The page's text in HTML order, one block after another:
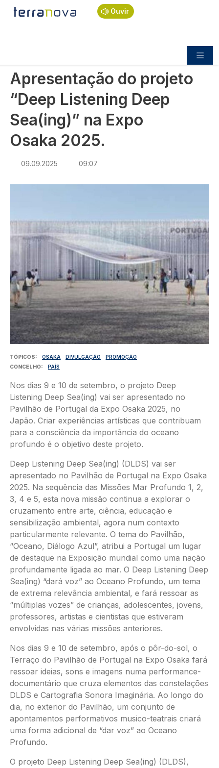
Passar para o conteúdo principal
Ouvir
Navegação estrutural
Início
Sociedade
Apresentação do projeto “Deep Listening Deep
Apresentação do projeto
“Deep Listening Deep
Sea(ing)” na Expo
Osaka 2025.
09.09.2025 09:07
TÓPICOS OSAKA DIVULGAÇÃO
PROMOÇÃO
CONCELHO
PAÍS
Nos dias 9 e 10 de setembro, o projeto Deep
Listening Deep Sea(ing) vai ser apresentado no
Pavilhão de Portugal da Expo Osaka 2025, no
Japão. Criar experiências artísticas que contribuam
para a consciência da importância do oceano
profundo é o objetivo deste projeto.
Deep Listening Deep Sea(ing) (DLDS) vai ser
apresentado no Pavilhão de Portugal na Expo Osaka
2025. Na sequência das Missões Mar Profundo 1, 2,
3, 4 e 5, esta nova missão continua a explorar o
cruzamento entre arte, ciência, educação e
sensibilização ambiental, agora num contexto
particularmente relevante. O tema do Pavilhão,
“Oceano, Diálogo Azul”, atribui a Portugal um lugar
de destaque na Exposição mundial como uma nação
profundamente ligada ao mar. O Deep Listening Deep
Sea(ing) “dará voz” ao Oceano Profundo, um tema
de extrema relevância ambiental, e fará ressoar as
“múltiplas vozes” de crianças, adolescentes, jovens,
professores, artistas e cientistas que estiveram
envolvidas nas várias missões anteriores.
Nos dias 9 e 10 de setembro, após o pôr-do-sol, o
Terraço do Pavilhão de Portugal na Expo Osaka fará
ressoar ideias, sons e imagens numa performance-
documentário que cruza elementos das constelações
DLDS e Cartografia Sonora Imaginária. Ao longo do
dia, no exterior do Pavilhão, um conjunto de
apontamentos performativos musico-teatrais criará
uma forma adicional de “dar voz” ao Oceano
Profundo.
O projeto Deep Listening Deep Sea(ing) (DLDS),